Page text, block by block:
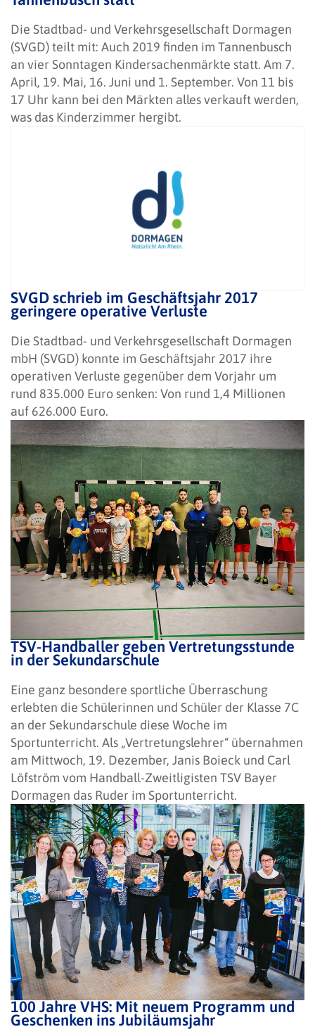
Die Stadtbad- und Verkehrsgesellschaft Dormagen
(SVGD) teilt mit: Auch 2019 finden im Tannenbusch
an vier Sonntagen Kindersachenmärkte statt. Am 7.
April, 19. Mai, 16. Juni und 1. September. Von 11 bis
17 Uhr kann bei den Märkten alles verkauft werden,
was das Kinderzimmer hergibt.
SVGD schrieb im Geschäftsjahr 2017
geringere operative Verluste
Die Stadtbad- und Verkehrsgesellschaft Dormagen
mbH (SVGD) konnte im Geschäftsjahr 2017 ihre
operativen Verluste gegenüber dem Vorjahr um
rund 835.000 Euro senken: Von rund 1,4 Millionen
auf 626.000 Euro.
TSV-Handballer geben Vertretungsstunde
in der Sekundarschule
Eine ganz besondere sportliche Überraschung
erlebten die Schülerinnen und Schüler der Klasse 7C
an der Sekundarschule diese Woche im
Sportunterricht. Als „Vertretungslehrer“ übernahmen
am Mittwoch, 19. Dezember, Janis Boieck und Carl
Löfström vom Handball-Zweitligisten TSV Bayer
Dormagen das Ruder im Sportunterricht.
100 Jahre VHS: Mit neuem Programm und
Geschenken ins Jubiläumsjahr